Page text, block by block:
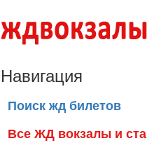
Навигация
Поиск жд билетов
Все ЖД вокзалы и